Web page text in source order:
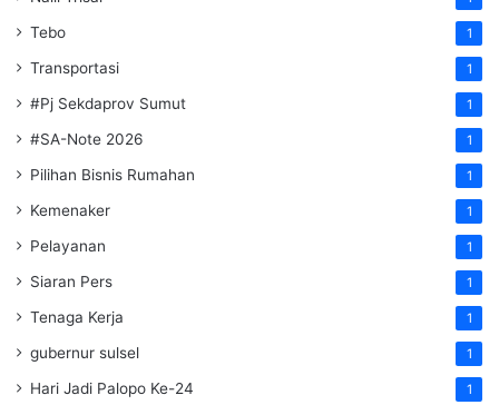
Tebo 1
Transportasi 1
#Pj Sekdaprov Sumut 1
#SA-Note 2026 1
Pilihan Bisnis Rumahan 1
Kemenaker 1
Pelayanan 1
Siaran Pers 1
Tenaga Kerja 1
gubernur sulsel 1
Hari Jadi Palopo Ke-24 1